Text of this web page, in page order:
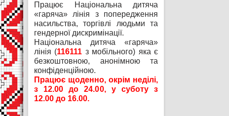
Працює Національна дитяча
«гаряча» лінія з попередження
насильства, торгівлі людьми та
гендерної дискримінації.
Національна дитяча «гаряча»
лінія (116111 з мобільного) яка є
безкоштовною, анонімною та
конфіденційною.
Працює щоденно, окрім неділі,
з 12.00 до 24.00, у суботу з
12.00 до 16.00.